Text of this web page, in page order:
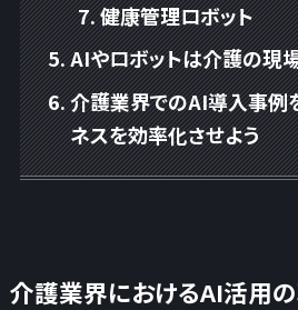
健康管理ロボット
AIやロボットは介護の現
介護業界でのAI導入事例
ネスを効率化させよう
介護業界におけるAI活用